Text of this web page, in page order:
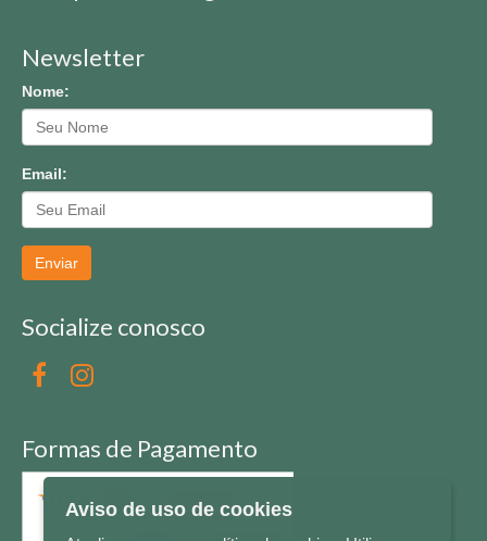
Newsletter
Nome:
Email:
Enviar
Socialize conosco
Formas de Pagamento
Aviso de uso de cookies